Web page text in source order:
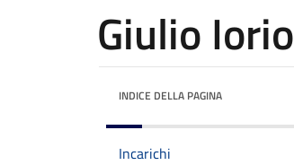
Giulio Iorio
INDICE DELLA PAGINA
Incarichi